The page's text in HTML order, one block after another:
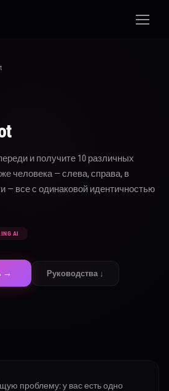
и получите 10 различных
человека — слева, справа, в
— все с одинаковой идентичностью
AI
→ Руководства ↓
проблему: у вас есть одно